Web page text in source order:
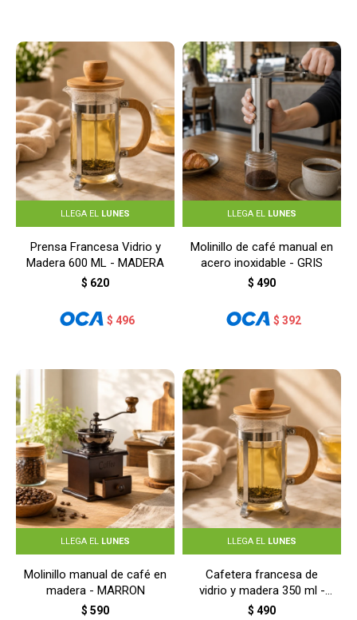
LLEGA EL LUNES
Prensa Francesa Vidrio y
Madera 600 ML - MADERA
$ 620
$ 496
LLEGA EL LUNES
Molinillo de café manual en
acero inoxidable - GRIS
$ 490
$ 392
LLEGA EL LUNES
Molinillo manual de café en
madera - MARRON
$ 590
LLEGA EL LUNES
Cafetera francesa de
vidrio y madera 350 ml -
MADERA
$ 490